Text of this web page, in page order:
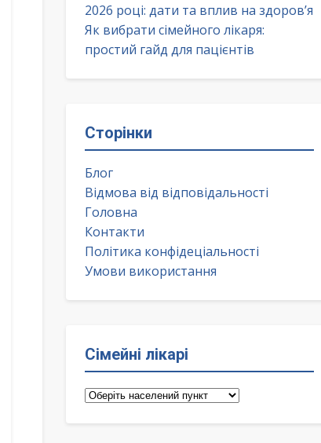
2026 році: дати та вплив на здоров’я
Як вибрати сімейного лікаря:
простий гайд для пацієнтів
Сторінки
Блог
Відмова від відповідальності
Головна
Контакти
Політика конфідеціальності
Умови використання
Сімейні лікарі
Сімейні